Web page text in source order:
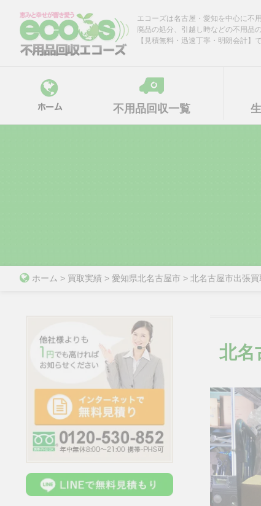
content
エコーズは名古屋・愛知を中心に不
廃品の処分、引越し時などの不用品
【見積無料・迅速丁寧・明朗会計】
不用品回収一覧
ホーム > 買取実績 > 愛知県北名古屋市 > 北名古屋市出張
北名